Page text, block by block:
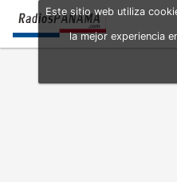
Skip
main
Este sitio web utiliza
la mejor experiencia